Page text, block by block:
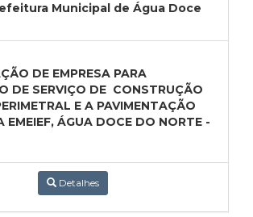
Municipal de Água Doce
DE EMPRESA PARA
DE SERVIÇO DE CONSTRUÇÃO
E A PAVIMENTAÇÃO
EMEIEF, ÁGUA DOCE DO NORTE -
Detalhes